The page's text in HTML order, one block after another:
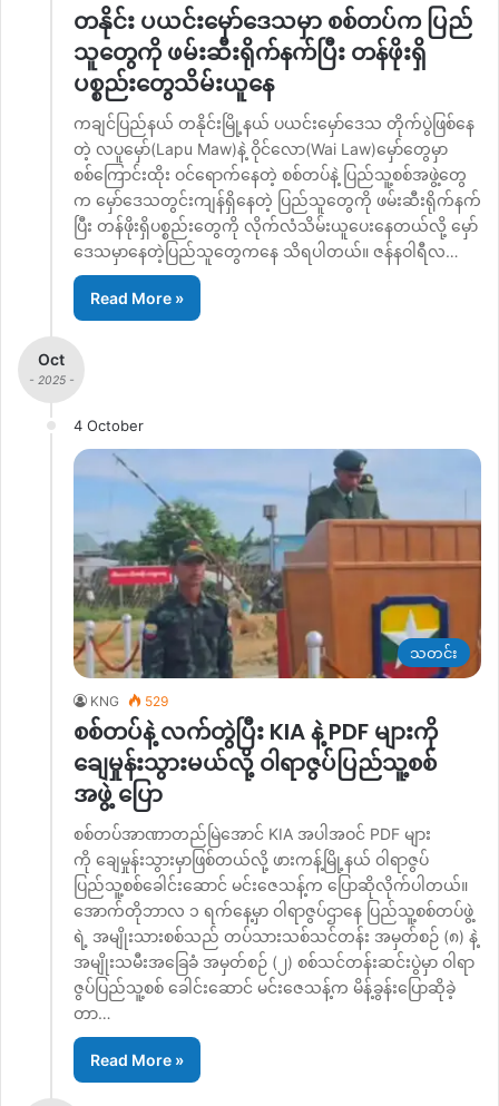
တနိုင်း ပယင်းမှော်ဒေသမှာ စစ်တပ်က ပြည်
သူတွေကို ဖမ်းဆီးရိုက်နက်ပြီး တန်ဖိုးရှိ
ပစ္စည်းတွေသိမ်းယူနေ
ကချင်ပြည်နယ် တနိုင်းမြို့နယ် ပယင်းမှော်ဒေသ တိုက်ပွဲဖြစ်နေ
တဲ့ လပူမှော်(Lapu Maw)နဲ့ ဝိုင်လော(Wai Law)မှော်တွေမှာ
စစ်ကြောင်းထိုး ဝင်ရောက်နေတဲ့ စစ်တပ်နဲ့ ပြည်သူ့စစ်အဖွဲ့တွေ
က မှော်ဒေသတွင်းကျန်ရှိနေတဲ့ ပြည်သူတွေကို ဖမ်းဆီးရိုက်နက်
ပြီး တန်ဖိုးရှိပစ္စည်းတွေကို လိုက်လံသိမ်းယူပေးနေတယ်လို့ မှော်
ဒေသမှာနေတဲ့ပြည်သူတွေကနေ သိရပါတယ်။ ဇန်နဝါရီလ…
Read More »
Oct
- 2025 -
4 October
သတင်း
KNG 529
စစ်တပ်နဲ့ လက်တွဲပြီး KIA နဲ့ PDF များကို
ချေမှုန်းသွားမယ်လို့ ဝါရာဇွပ်ပြည်သူ့စစ်
အဖွဲ့ ပြော
စစ်တပ်အာဏာတည်မြဲအောင် KIA အပါအဝင် PDF များ
ကို ချေမှုန်းသွားမှာဖြစ်တယ်လို့ ဖားကန့်မြို့နယ် ဝါရာဇွပ်
ပြည်သူ့စစ်ခေါင်းဆောင် မင်းဇေသန့်က ပြောဆိုလိုက်ပါတယ်။
အောက်တိုဘာလ ၁ ရက်နေ့မှာ ဝါရာဇွပ်ဌာနေ ပြည်သူ့စစ်တပ်ဖွဲ့
ရဲ့ အမျိုးသားစစ်သည် တပ်သားသစ်သင်တန်း အမှတ်စဉ် (၈) နဲ့
အမျိုးသမီးအခြေခံ အမှတ်စဉ် (၂) စစ်သင်တန်းဆင်းပွဲမှာ ဝါရာ
ဇွပ်ပြည်သူ့စစ် ခေါင်းဆောင် မင်းဇေသန့်က မိန့်ခွန်းပြောဆိုခဲ့
တာ…
Read More »